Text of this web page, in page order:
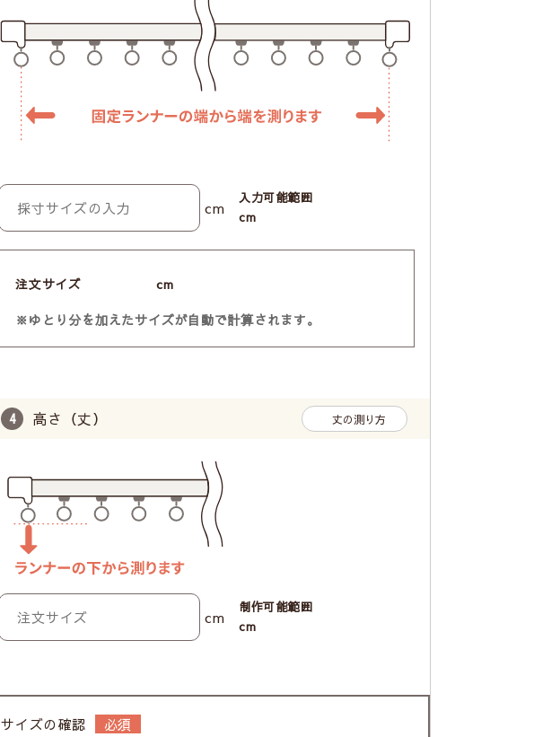
cm
入力可能範囲
cm
注文サイズ cm
※ゆとり分を加えたサイズが自動で計算されます。
高さ（丈） 丈の測り方
cm
制作可能範囲
cm
サイズの確認